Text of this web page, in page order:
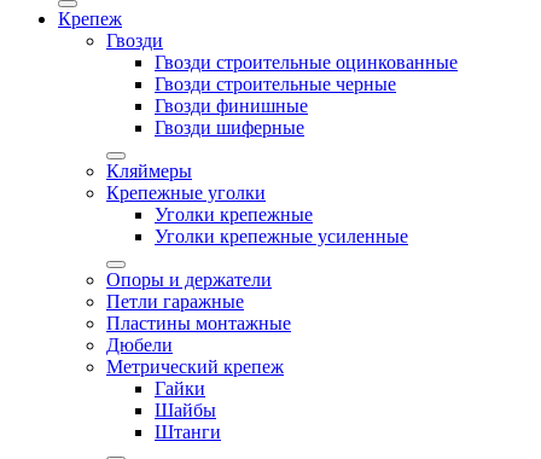
Крепеж
Гвозди
Гвозди строительные оцинкованные
Гвозди строительные черные
Гвозди финишные
Гвозди шиферные
Кляймеры
Крепежные уголки
Уголки крепежные
Уголки крепежные усиленные
Опоры и держатели
Петли гаражные
Пластины монтажные
Дюбели
Метрический крепеж
Гайки
Шайбы
Штанги